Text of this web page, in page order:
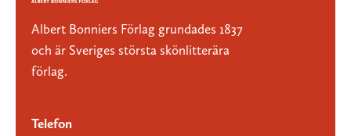
Albert Bonniers Förlag grundades 1837
och är Sveriges största skönlitterära
förlag.
Telefon